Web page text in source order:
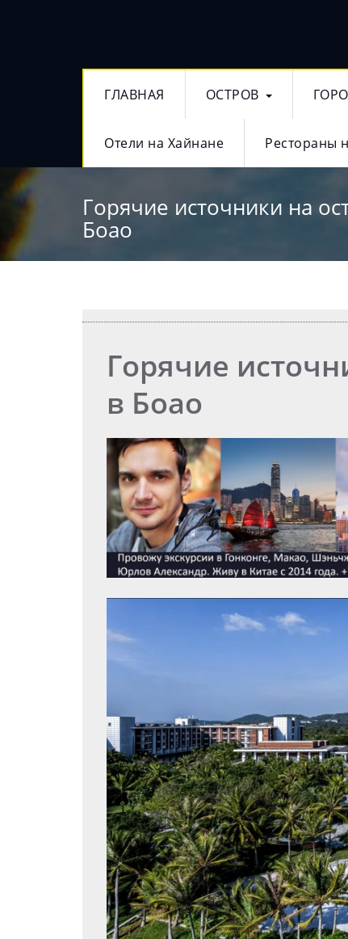
ГЛАВНАЯ ОСТРОВ
Отели на Хайнане Рестораны
Горячие источники на
Боао
Горячие
в Боао